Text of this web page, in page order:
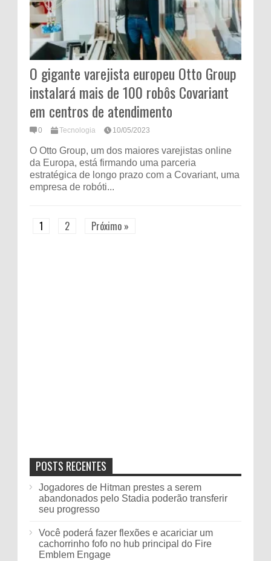
O gigante varejista europeu Otto Group
instalará mais de 100 robôs Covariant
em centros de atendimento
0 Tecnologia 10/05/2023
O Otto Group, um dos maiores varejistas online
da Europa, está firmando uma parceria
estratégica de longo prazo com a Covariant, uma
empresa de robóti...
1 2 Próximo »
POSTS RECENTES
Jogadores de Hitman prestes a serem
abandonados pelo Stadia poderão transferir
seu progresso
Você poderá fazer flexões e acariciar um
cachorrinho fofo no hub principal do Fire
Emblem Engage